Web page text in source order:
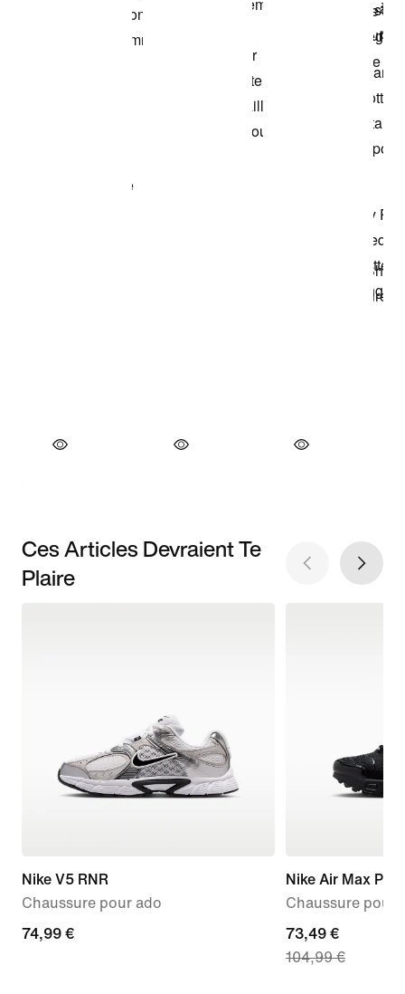
Ces Articles Devraient Te
Plaire
Nike V5 RNR
Chaussure pour ado
74,99 €
74,99 €
Nike Air Max Plus
Chaussure pour
current
price
73,49 €
104,99 €